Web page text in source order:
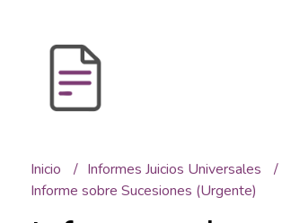
Inicio
Informes Juicios Universales
Informe sobre Sucesiones (Urgente)